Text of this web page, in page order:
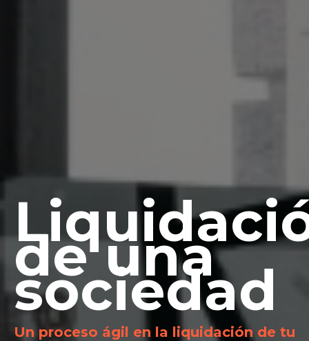
de una
sociedad
Un proceso ágil en la liquidación de tu